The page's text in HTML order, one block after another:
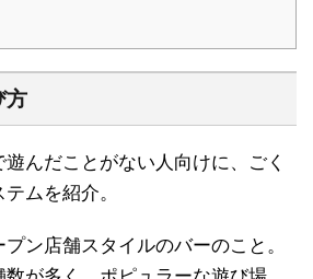
方
んだことがない人向けに、ごく
ムを紹介。
ン店舗スタイルのバーのこと。